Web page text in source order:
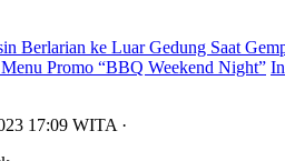
Berlarian ke Luar Gedung Saat
Promo “BBQ Weekend Night”
17:09 WITA ·